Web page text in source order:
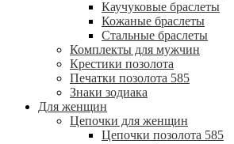
Каучуковые браслеты
Кожаные браслеты
Стальные браслеты
Комплекты для мужчин
Крестики позолота
Печатки позолота 585
Знаки зодиака
Для женщин
Цепочки для женщин
Цепочки позолота 585